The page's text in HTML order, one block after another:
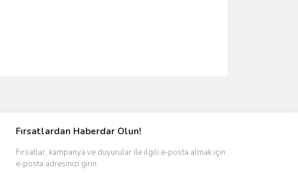
Fırsatlardan Haberdar Olun!
Fırsatlar, kampanya ve duyurular ile ilgili e-posta almak için
e-posta adresinizi girin.